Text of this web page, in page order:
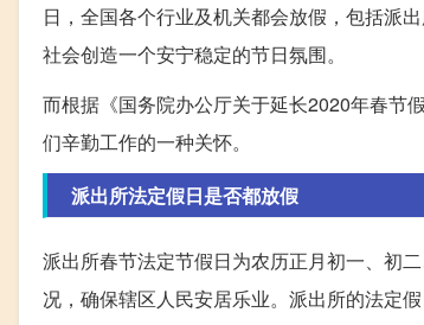
日，全国各个行业及机关都会放假，包括派
社会创造一个安宁稳定的节日氛围。
而根据《国务院办公厅关于延长2020年春节
们辛勤工作的一种关怀。
派出所法定假日是否都放假
派出所春节法定节假日为农历正月初一、初
况，确保辖区人民安居乐业。派出所的法定